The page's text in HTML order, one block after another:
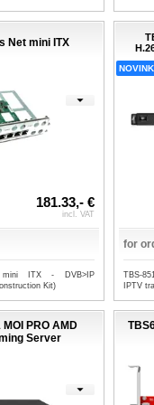
Net mini ITX
181.33,- €
incl. VAT
mini ITX - DVB>IP
Kit)
for
TBS-
IPTV
PRO AMD
Server